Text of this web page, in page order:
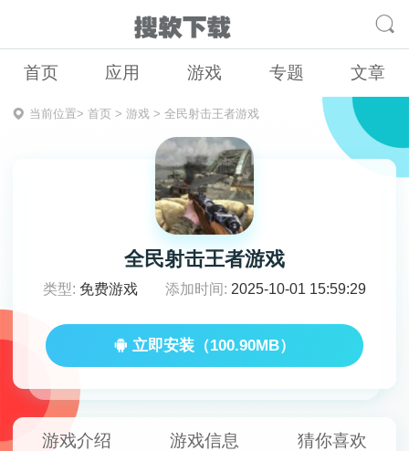
首页 应用 游戏 专题 文章
当前位置> 首页> 游戏> 全民射击王者游戏
全民射击王者游戏
类型: 免费游戏 添加时间: 2025-10-01 15:59:29
立即安装（100.90MB）
游戏介绍 游戏信息 猜你喜欢